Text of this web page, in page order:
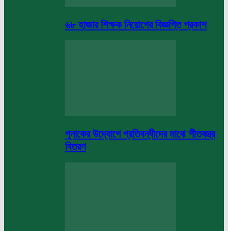
৬৮ হাজার শিক্ষক নিয়োগের বিজ্ঞপ্তি প্রকাশ
পুনাকের উদ্যোগে প্রতিবন্ধীদের মাঝে শীতবস্ত্র
বিতরণ